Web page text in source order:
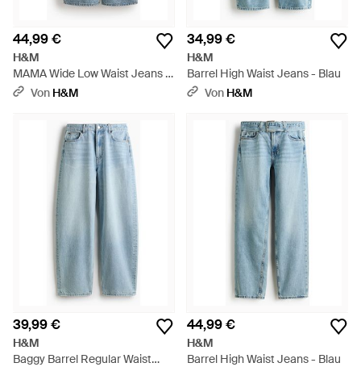
44,99 €
H&M
MAMA Wide Low Waist Jeans -
BlauVon H&M
34,99 €
H&M
Barrel High Waist Jeans - Blau
Von H&M
39,99 €
H&M
Baggy Barrel Regular Waist
44,99 €
H&M
Barrel High Waist Jeans - Blau